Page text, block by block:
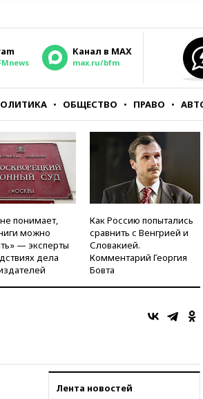
Канал в MAX
max.ru/bfm
ОБЩЕСТВО ПРАВО
понимает,
можно
— эксперты
дела
Как Россию попытались
сравнить с Венгрией и
Словакией.
Комментарий Георгия
Бовта
Лента новостей